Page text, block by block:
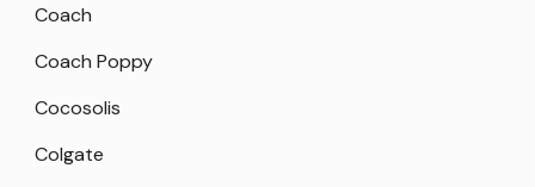
Coach
Coach Poppy
Cocosolis
Colgate